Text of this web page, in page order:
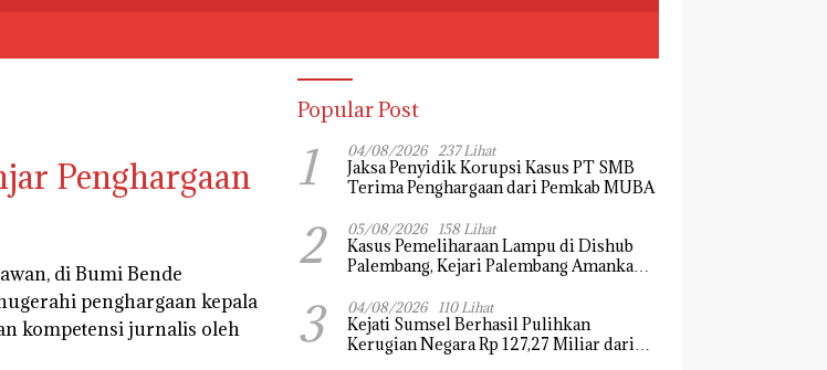
Penghargaan
di Bumi Bende
penghargaan kepala
kompetensi jurnalis oleh
Popular Post
1 04/08/2026 237 Lihat
Jaksa Penyidik Korupsi Kasus PT SMB
Terima Penghargaan dari Pemkab MUBA
2 05/08/2026 158 Lihat
Kasus Pemeliharaan Lampu di Dishub
Palembang, Kejari Palembang Amankan
Perhiasan
3 04/08/2026 110 Lihat
Kejati Sumsel Berhasil Pulihkan
Kerugian Negara Rp 127,27 Miliar dari